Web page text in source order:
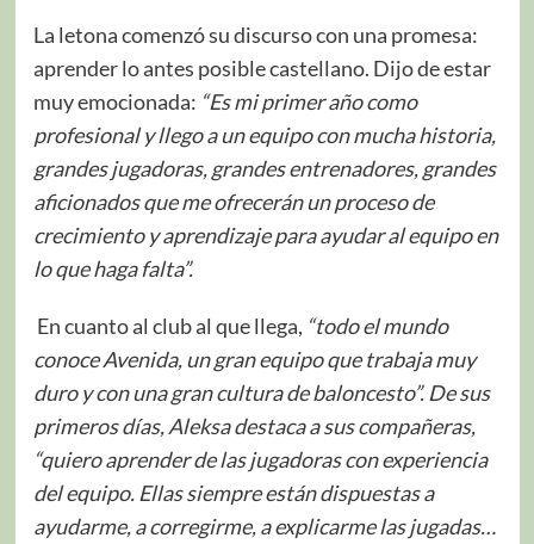
La letona comenzó su discurso con una promesa:
aprender lo antes posible castellano. Dijo de estar
muy emocionada: “Es mi primer año como
profesional y llego a un equipo con mucha historia,
grandes jugadoras, grandes entrenadores, grandes
aficionados que me ofrecerán un proceso de
crecimiento y aprendizaje para ayudar al equipo en
lo que haga falta”.
En cuanto al club al que llega, “todo el mundo
conoce Avenida, un gran equipo que trabaja muy
duro y con una gran cultura de baloncesto”. De sus
primeros días, Aleksa destaca a sus compañeras,
“quiero aprender de las jugadoras con experiencia
del equipo. Ellas siempre están dispuestas a
ayudarme, a corregirme, a explicarme las jugadas…